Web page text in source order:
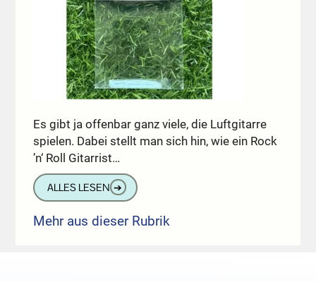
Es gibt ja offenbar ganz viele, die Luftgitarre
spielen. Dabei stellt man sich hin, wie ein Rock
’n‘ Roll Gitarrist…
ALLES LESEN ➔
Mehr aus dieser Rubrik